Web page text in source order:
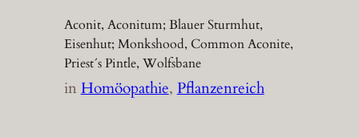
Aconit, Aconitum; Blauer Sturmhut,
Eisenhut; Monkshood, Common Aconite,
Priest´s Pintle, Wolfsbane
inHomöopathie, Pflanzenreich